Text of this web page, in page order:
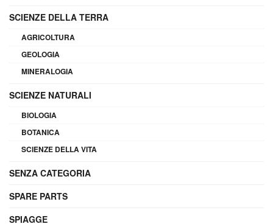
SCIENZE DELLA TERRA
AGRICOLTURA
GEOLOGIA
MINERALOGIA
SCIENZE NATURALI
BIOLOGIA
BOTANICA
SCIENZE DELLA VITA
SENZA CATEGORIA
SPARE PARTS
SPIAGGE